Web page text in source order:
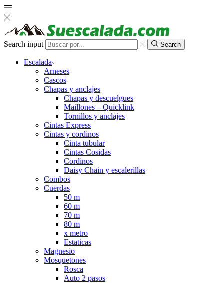
Search input Search
Escalada
Arneses
Cascos
Chapas y anclajes
Chapas y descuelgues
Maillones – Quicklink
Tornillos y anclajes
Cintas Express
Cintas y cordinos
Cinta tubular
Cintas Cosidas
Cordinos
Daisy Chain y escalerillas
Combos
Cuerdas
50 m
60 m
70 m
80 m
x metro
Estaticas
Magnesio
Mosquetones
Rosca
Auto 2 pasos